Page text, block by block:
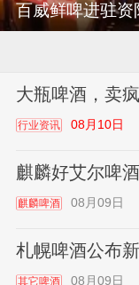
百威鲜啤进驻资
大瓶啤酒，卖
行业资讯 08月10日
麒麟好艾尔啤
麒麟啤酒 08月09日
札幌啤酒公布
其它啤酒 08月09日